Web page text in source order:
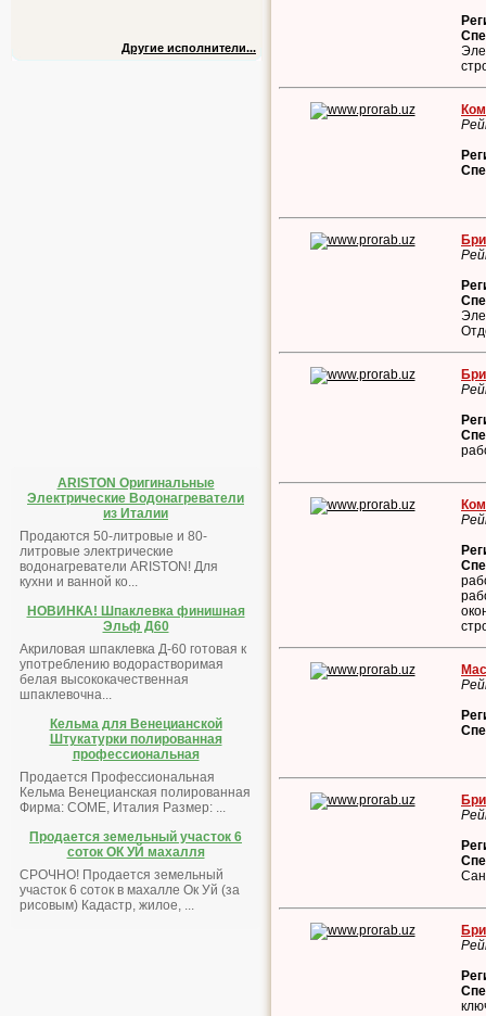
Другие исполнители...
ARISTON Оригинальные
Электрические Водонагреватели
из Италии
Продаются 50-литровые и 80-
литровые электрические
водонагреватели ARISTON! Для
кухни и ванной ко...
НОВИНКА! Шпаклевка финишная
Эльф Д60
Акриловая шпаклевка Д-60 готовая к
употреблению водорастворимая
белая высококачественная
шпаклевочна...
Кельма для Венецианской
Штукатурки полированная
профессиональная
Продается Профессиональная
Кельма Венецианская полированная
Фирма: COME, Италия Размер: ...
Продается земельный участок 6
соток ОК УЙ махалля
СРОЧНО! Продается земельный
участок 6 соток в махалле Ок Уй (за
рисовым) Кадастр, жилое, ...